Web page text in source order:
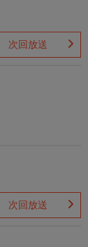
次回放送
次回放送